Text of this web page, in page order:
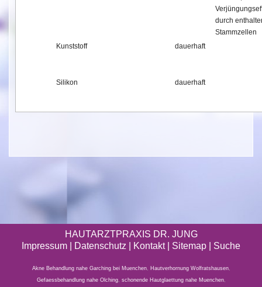
durch
Stammzellen
Kunststoff
dauerhaft
Silikon dauerhaft
HAUTARZTPRAXIS DR. JUNG
Impressum
Datenschutz | Kontakt | Sitemap Suche
Akne Behandlung nahe Garching bei Muenchen, Hautverhornung Wolfratshausen,
Gefaessbehandlung nahe Olching, schonende Hautglaettung nahe Muenchen,